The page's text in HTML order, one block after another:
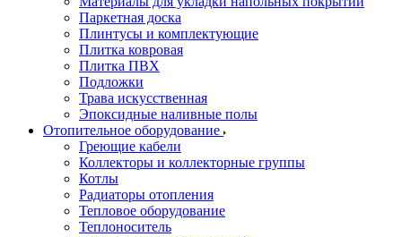
Паркетная доска
Плинтусы и комплектующие
Плитка ковровая
Плитка ПВХ
Подложки
Трава искусственная
Эпоксидные наливные полы
Отопительное оборудование
Греющие кабели
Коллекторы и коллекторные группы
Котлы
Радиаторы отопления
Тепловое оборудование
Теплоноситель